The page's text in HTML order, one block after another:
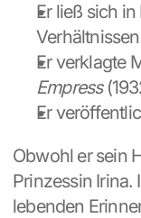
Er ließ sich
Er verklagte
Empress
Er
Obwohl er sein
Prinzessin Irina.
lebenden
m
i
t
e
d
o
G
o
o